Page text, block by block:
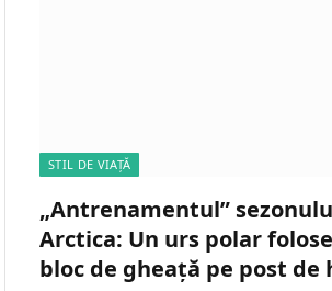
STIL DE VIAȚĂ
„Antrenamentul”
Arctica: Un urs polar
bloc de gheață pe post de